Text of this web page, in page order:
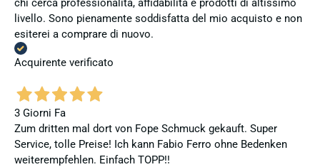
livello. Sono pienamente soddisfatta del mio acquisto e non
esiterei a comprare di nuovo.
Acquirente verificato
3 Giorni Fa
Zum dritten mal dort von Fope Schmuck gekauft. Super
Service, tolle Preise! Ich kann Fabio Ferro ohne Bedenken
weiterempfehlen. Einfach TOPP!!